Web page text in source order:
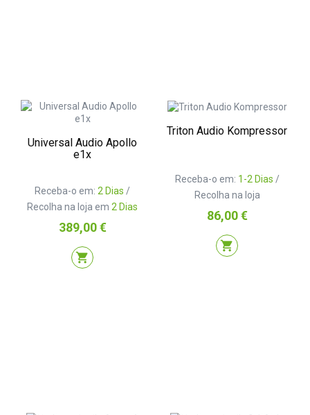
Universal Audio Apollo
e1x
Receba-o em: 2 Dias /
Recolha na loja em 2 Dias
Preço
389,00 €
shopping_cart
Triton Audio Kompressor
Receba-o em: 1-2 Dias /
Recolha na loja
Preço
86,00 €
shopping_cart